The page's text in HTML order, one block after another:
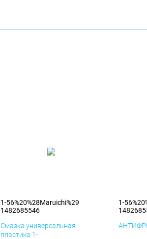
1-56%20%28Maruichi%29
1482685546
Смазка универсальная
пластика 1-
1-